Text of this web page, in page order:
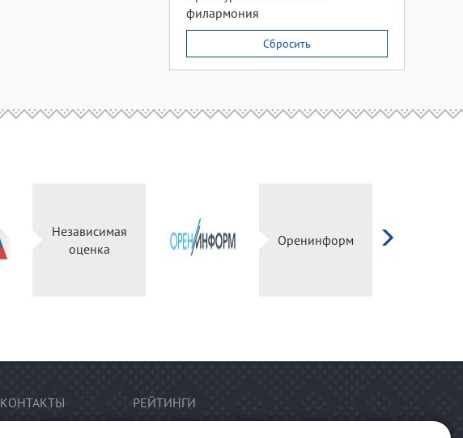
филармония
Сбросить
Независимая
оценка
Оренинформ
КОНТАКТЫ РЕЙТИНГИ